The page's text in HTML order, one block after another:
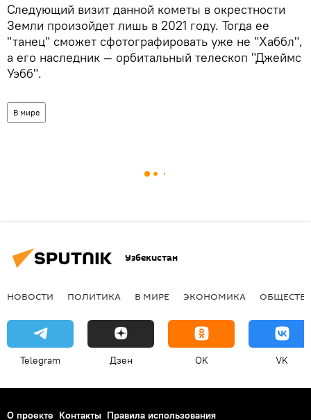
Следующий визит данной кометы в окрестности
Земли произойдет лишь в 2021 году. Тогда ее
"танец" сможет сфотографировать уже не "Хаббл",
а его наследник — орбитальный телескоп "Джеймс
Уэбб".
В мире
Узбекистан
НОВОСТИ ПОЛИТИКА В МИРЕ ЭКОНОМИКА
Telegram Дзен OK VK
О проекте Контакты Правила использования